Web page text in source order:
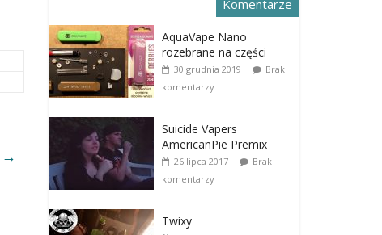
→
Komentarze
AquaVape Nano
rozebrane na części
30 grudnia 2019
Brak
komentarzy
Suicide Vapers
AmericanPie Premix
26 lipca 2017
Brak
komentarzy
Twixy